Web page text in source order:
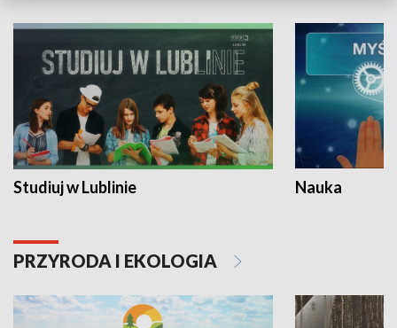
Studiuj w Lublinie Nauka
PRZYRODA I EKOLOGIA